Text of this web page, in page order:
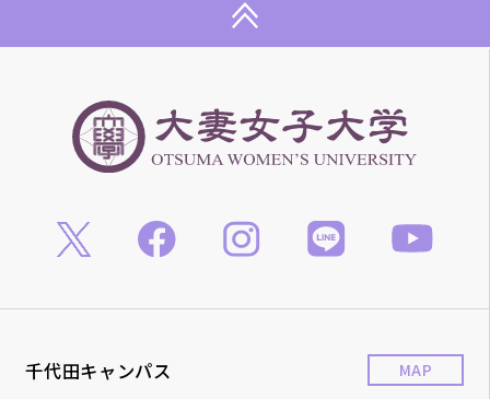
千代田キャンパス MAP